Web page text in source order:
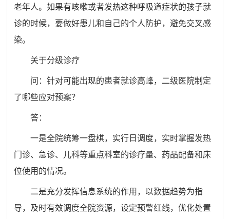
老年人。如果有咳嗽或者发热这种呼吸道症状的孩子就
诊的时候，要做好患儿和自己的个人防护，避免交叉感
染。
关于分级诊疗
问：针对可能出现的患者就诊高峰，二级医院制定
了哪些应对预案？
答：
一是全院统筹一盘棋，实行日调度，实时掌握发热
门诊、急诊、儿科等重点科室的诊疗量、药品配备和床
位使用的情况。
二是充分发挥信息系统的作用，以数据趋势为指
导，及时有效调度全院资源，设定预警红线，优化处置